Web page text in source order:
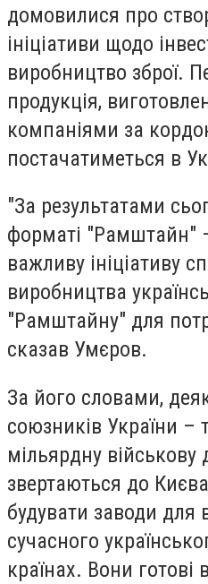
домовилися про
ініціативи щодо
виробництво зброї.
продукція,
компаніями за
постачатиметься в
"За результатами
форматі "Рамштайн"
важливу ініціативу
виробництва
"Рамштайну" для
сказав Умєров.
За його словами,
союзників України –
мільярдну
звертаються до
будувати заводи для
сучасного
країнах. Вони готові